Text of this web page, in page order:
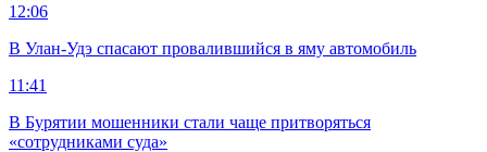
12:06
В Улан-Удэ спасают провалившийся в яму автомобиль
11:41
В Бурятии мошенники стали чаще притворяться
«сотрудниками суда»